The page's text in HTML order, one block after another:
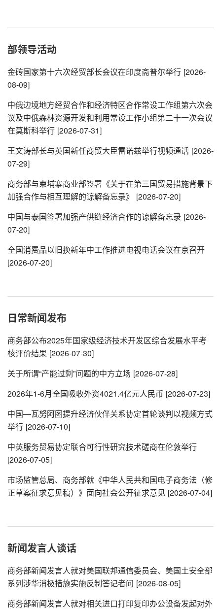
部领导活动
金砖国家第十六次经贸部长会议在印度斋普尔举行 [2026-
08-09]
中俄边境地方经贸合作和经济特区合作常设工作组第六次会
议及中俄森林资源开发和利用常设工作小组第二十一次会议
在莫斯科举行 [2026-07-31]
王文涛部长与英国新任商贸大臣雷诺兹举行视频通话 [2026-
07-29]
商务部与柬埔寨商业部签署《关于在第三国贸易措施背景下
加强合作与相互理解的谅解备忘录》
[2026-07-20]
中国与泰国签署加强产供链经济合作的谅解备忘录 [2026-
07-20]
全国消费品以旧换新年中工作推进电视电话会议在京召开
[2026-07-20]
日常新闻发布
商务部公布2025年国家级经济技术开发区综合发展水平考
核评价结果 [2026-07-30]
关于所谓“产能过剩”问题的中方立场 [2026-07-28]
2026年1-6月全国吸收外资4021.4亿元人民币 [2026-07-23]
中国—瓦努阿图提升经济伙伴关系协定首轮谈判以视频方式
举行 [2026-07-10]
中英服务贸易协定联合可行性研究技术磋商在伦敦举行
[2026-07-05]
市场监管总局、商务部就《中华人民共和国电子商务法（修
正草案征求意见稿）》面向社会公开征求意见 [2026-07-04]
新闻发言人谈话
商务部新闻发言人就对美国联邦通信委员会、美国土安全部
系列涉华消极措施实施反制答记者问 [2026-08-05]
商务部新闻发言人就对相关进口打印复印办公设备发起对外